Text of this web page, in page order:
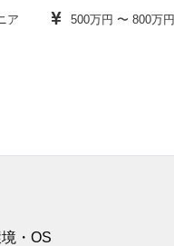
ア 500万円 〜 800万円
・OS